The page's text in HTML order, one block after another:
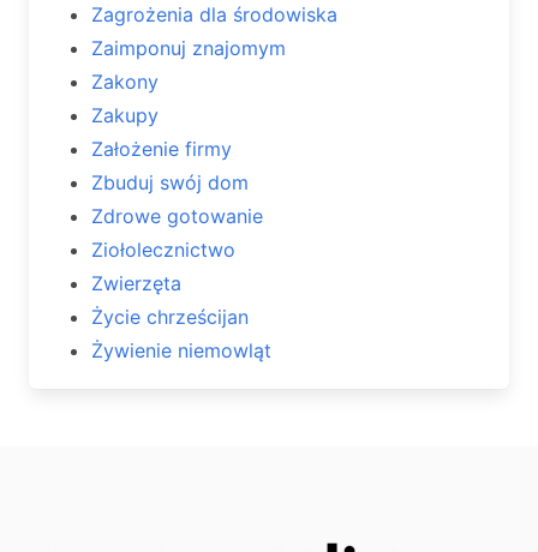
Zagrożenia dla środowiska
Zaimponuj znajomym
Zakony
Zakupy
Założenie firmy
Zbuduj swój dom
Zdrowe gotowanie
Ziołolecznictwo
Zwierzęta
Życie chrześcijan
Żywienie niemowląt